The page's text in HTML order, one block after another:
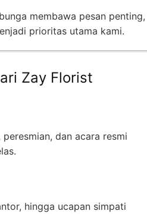
membawa pesan penting,
prioritas utama kami.
Zay Florist
dan acara resmi
hingga ucapan simpati